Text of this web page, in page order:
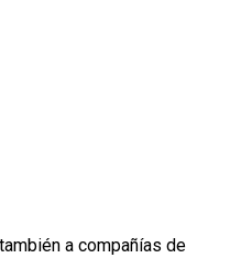
a compañías de